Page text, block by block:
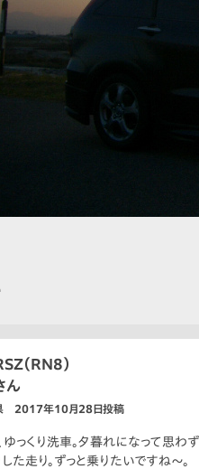
（RN8）
ん
2017年10月28日投稿
ゆっくり洗車。夕暮れになって思わ
た走り。ずっと乗りたいですね〜。